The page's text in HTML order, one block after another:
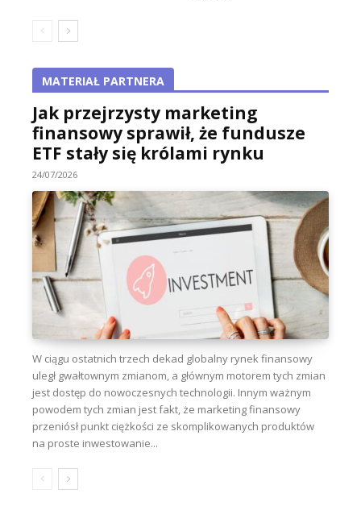
MATERIAŁ PARTNERA
Jak przejrzysty marketing
finansowy sprawił, że fundusze
ETF stały się królami rynku
24/07/2026
W ciągu ostatnich trzech dekad globalny rynek finansowy
uległ gwałtownym zmianom, a głównym motorem tych zmian
jest dostęp do nowoczesnych technologii. Innym ważnym
powodem tych zmian jest fakt, że marketing finansowy
przeniósł punkt ciężkości ze skomplikowanych produktów
na proste inwestowanie...